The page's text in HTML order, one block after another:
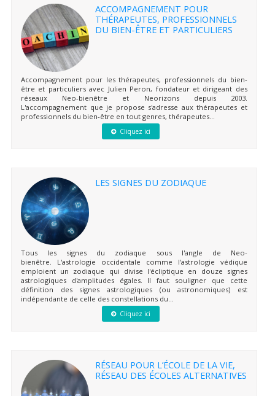
ACCOMPAGNEMENT POUR
THÉRAPEUTES, PROFESSIONNELS
DU BIEN-ÊTRE ET PARTICULIERS
Accompagnement pour les thérapeutes, professionnels du bien-
être et particuliers avec Julien Peron, fondateur et dirigeant des
réseaux Neo-bienêtre et Neorizons depuis 2003.
L'accompagnement que je propose s'adresse aux thérapeutes et
professionnels du bien-être en tout genres, thérapeutes...
Cliquez ici
LES SIGNES DU ZODIAQUE
Tous les signes du zodiaque sous l'angle de Neo-
bienêtre. L'astrologie occidentale comme l'astrologie védique
emploient un zodiaque qui divise l'écliptique en douze signes
astrologiques d'amplitudes égales. Il faut souligner que cette
définition des signes astrologiques (ou astronomiques) est
indépendante de celle des constellations du...
Cliquez ici
RÉSEAU POUR L’ÉCOLE DE LA VIE,
RÉSEAU DES ÉCOLES ALTERNATIVES